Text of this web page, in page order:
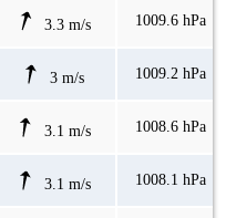
3.3 m/s 1009.6 hPa
3 m/s 1009.2 hPa
3.1 m/s 1008.6 hPa
3.1 m/s 1008.1 hPa